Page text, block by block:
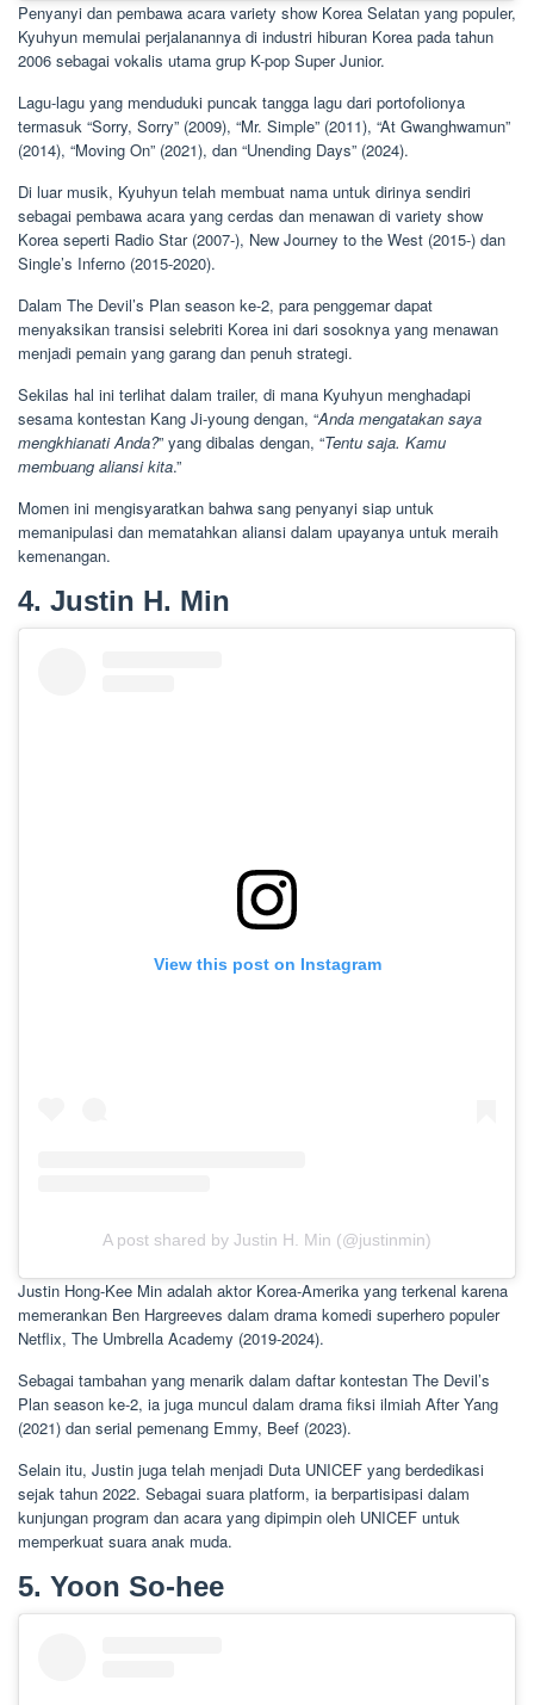
Penyanyi dan pembawa acara variety show Korea Selatan yang populer,
Kyuhyun memulai perjalanannya di industri hiburan Korea pada tahun
2006 sebagai vokalis utama grup K-pop Super Junior.
Lagu-lagu yang menduduki puncak tangga lagu dari portofolionya
termasuk “Sorry, Sorry” (2009), “Mr. Simple” (2011), “At Gwanghwamun”
(2014), “Moving On” (2021), dan “Unending Days” (2024).
Di luar musik, Kyuhyun telah membuat nama untuk dirinya sendiri
sebagai pembawa acara yang cerdas dan menawan di variety show
Korea seperti Radio Star (2007-), New Journey to the West (2015-) dan
Single’s Inferno (2015-2020).
Dalam The Devil’s Plan season ke-2, para penggemar dapat
menyaksikan transisi selebriti Korea ini dari sosoknya yang menawan
menjadi pemain yang garang dan penuh strategi.
Sekilas hal ini terlihat dalam trailer, di mana Kyuhyun menghadapi
sesama kontestan Kang Ji-young dengan, “Anda mengatakan saya
mengkhianati Anda?” yang dibalas dengan, “Tentu saja. Kamu
membuang aliansi kita.”
Momen ini mengisyaratkan bahwa sang penyanyi siap untuk
memanipulasi dan mematahkan aliansi dalam upayanya untuk meraih
kemenangan.
4. Justin H. Min
View this post on Instagram
A post shared by Justin H. Min (@justinmin)
Justin Hong-Kee Min adalah aktor Korea-Amerika yang terkenal karena
memerankan Ben Hargreeves dalam drama komedi superhero populer
Netflix, The Umbrella Academy (2019-2024).
Sebagai tambahan yang menarik dalam daftar kontestan The Devil’s
Plan season ke-2, ia juga muncul dalam drama fiksi ilmiah After Yang
(2021) dan serial pemenang Emmy, Beef (2023).
Selain itu, Justin juga telah menjadi Duta UNICEF yang berdedikasi
sejak tahun 2022. Sebagai suara platform, ia berpartisipasi dalam
kunjungan program dan acara yang dipimpin oleh UNICEF untuk
memperkuat suara anak muda.
5. Yoon So-hee